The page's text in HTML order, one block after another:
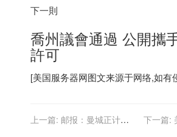
下一則
喬州議會通過 公開攜
許可
[美国服务器网图文来源于网络,如有
上一篇: 邮报：曼城正计划
下一篇: